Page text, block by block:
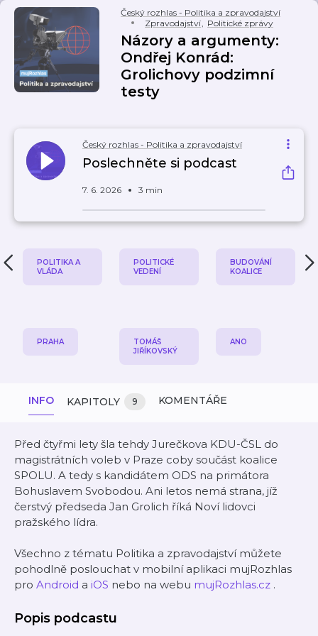
Český rozhlas - Politika a zpravodajství
Zpravodajství, Politické zprávy
Názory a argumenty:
Ondřej Konrád:
Grolichovy podzimní
testy
Český rozhlas - Politika a zpravodajství
Poslechněte si podcast
7. 6. 2026 3 min
POLITIKA A
VLÁDA
POLITICKÉ
VEDENÍ
BUDOVÁNÍ
KOALICE
PRAHA
TOMÁŠ
JIŘÍKOVSKÝ
ANO
INFO KAPITOLY 9 KOMENTÁŘE
Před čtyřmi lety šla tehdy Jurečkova KDU-ČSL do
magistrátních voleb v Praze coby součást koalice
SPOLU. A tedy s kandidátem ODS na primátora
Bohuslavem Svobodou. Ani letos nemá strana, jíž
čerstvý předseda Jan Grolich říká Noví lidovci
pražského lídra.
Všechno z tématu Politika a zpravodajství můžete
pohodlně poslouchat v mobilní aplikaci mujRozhlas
pro Android a iOS nebo na webu mujRozhlas.cz .
Popis podcastu